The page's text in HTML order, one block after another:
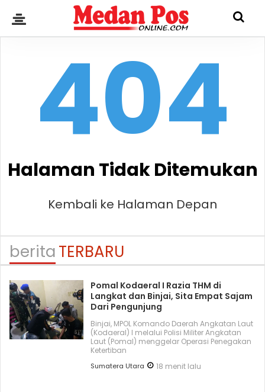
404
Halaman Tidak Ditemukan
Kembali ke Halaman Depan
beritaTERBARU
Pomal Kodaeral I Razia THM di
Langkat dan Binjai, Sita Empat Sajam
Dari Pengunjung
Binjai, MPOL Komando Daerah Angkatan Laut
(Kodaeral) I melalui Polisi Militer Angkatan
Laut (Pomal) menggelar Operasi Penegakan
Ketertiban
Sumatera Utara 18 menit lalu